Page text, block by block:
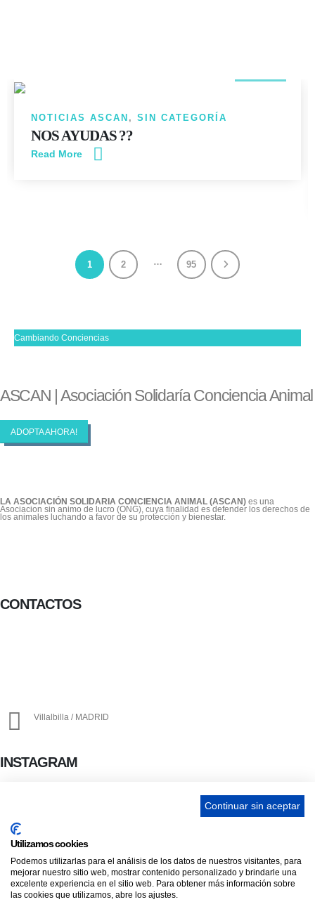
NOTICIAS ASCAN , SIN CATEGORÍA
NOS AYUDAS ??
Read More
1 2 … 95
Cambiando Conciencias
ASCAN | Asociación Solidaría Conciencia Animal
ADOPTA AHORA!
LA ASOCIACIÓN SOLIDARIA CONCIENCIA ANIMAL (ASCAN) es una
Asociacion sin animo de lucro (ONG), cuya finalidad es defender los derechos de
los animales luchando a favor de su protección y bienestar.
CONTACTOS
Villalbilla / MADRID
INSTAGRAM
ENLACES
Adopta un perro
Política de Privacidad
Continuar sin aceptar
Utilizamos cookies
Podemos utilizarlas para el análisis de los datos de nuestros visitantes, para
mejorar nuestro sitio web, mostrar contenido personalizado y brindarle una
excelente experiencia en el sitio web. Para obtener más información sobre
las cookies que utilizamos, abre los ajustes.